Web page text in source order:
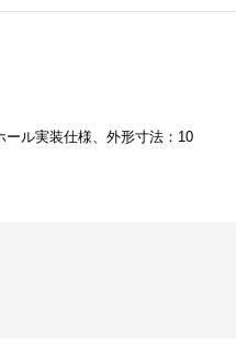
ル実装仕様、外形寸法：10